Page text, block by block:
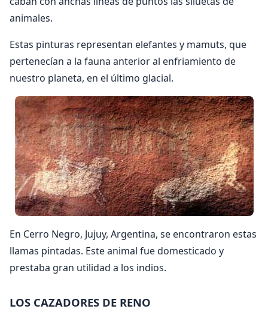
animales.
Estas pinturas representan elefantes y mamuts, que
pertenecían a la fauna anterior al enfriamiento de
nuestro planeta, en el último glacial.
En Cerro Negro, Jujuy, Argentina, se encontraron estas
llamas pintadas. Este animal fue domesticado y
prestaba gran utilidad a los indios.
LOS CAZADORES DE RENO